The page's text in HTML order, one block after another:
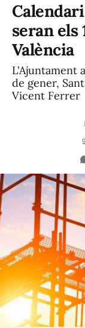
seran els
València
L'Ajuntament
de gener,
Vicent Ferrer